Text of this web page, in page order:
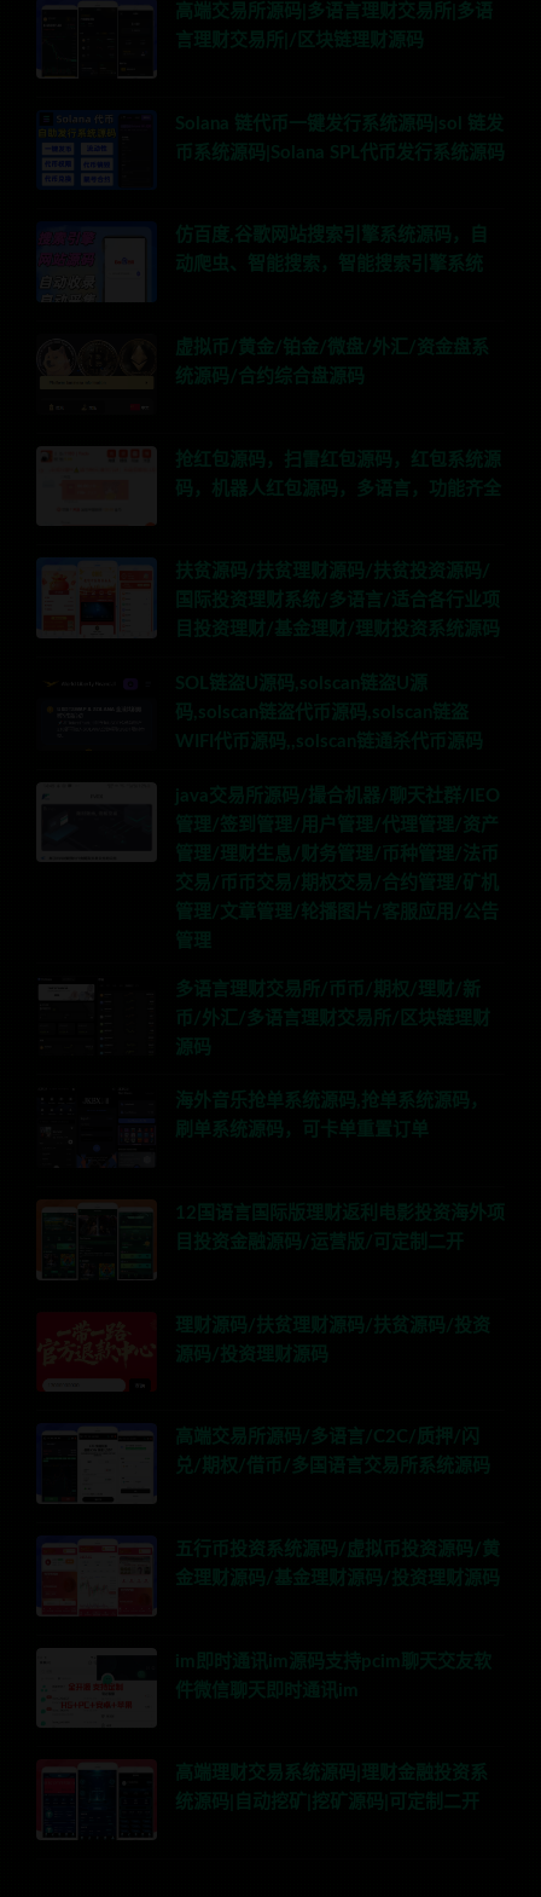
高端交易所源码|多语言理财交易所|多语
言理财交易所|/区块链理财源码
Solana 链代币一键发行系统源码|sol 链发
币系统源码|Solana SPL代币发行系统源码
仿百度,谷歌网站搜索引擎系统源码，自
动爬虫、智能搜索，智能搜索引擎系统
虚拟币/黄金/铂金/微盘/外汇/资金盘系
统源码/合约综合盘源码
抢红包源码，扫雷红包源码，红包系统源
码，机器人红包源码，多语言，功能齐全
扶贫源码/扶贫理财源码/扶贫投资源码/
国际投资理财系统/多语言/适合各行业项
目投资理财/基金理财/理财投资系统源码
SOL链盗U源码,solscan链盗U源
码,solscan链盗代币源码,solscan链盗
WIFI代币源码,,solscan链通杀代币源码
java交易所源码/撮合机器/聊天社群/IEO
管理/签到管理/用户管理/代理管理/资产
管理/理财生息/财务管理/币种管理/法币
交易/币币交易/期权交易/合约管理/矿机
管理/文章管理/轮播图片/客服应用/公告
管理
多语言理财交易所/币币/期权/理财/新
币/外汇/多语言理财交易所/区块链理财
源码
海外音乐抢单系统源码,抢单系统源码，
刷单系统源码，可卡单重置订单
12国语言国际版理财返利电影投资海外项
目投资金融源码/运营版/可定制二开
理财源码/扶贫理财源码/扶贫源码/投资
源码/投资理财源码
高端交易所源码/多语言/C2C/质押/闪
兑/期权/借币/多国语言交易所系统源码
五行币投资系统源码/虚拟币投资源码/黄
金理财源码/基金理财源码/投资理财源码
im即时通讯im源码支持pcim聊天交友软
件微信聊天即时通讯im
高端理财交易系统源码|理财金融投资系
统源码|自动挖矿|挖矿源码|可定制二开